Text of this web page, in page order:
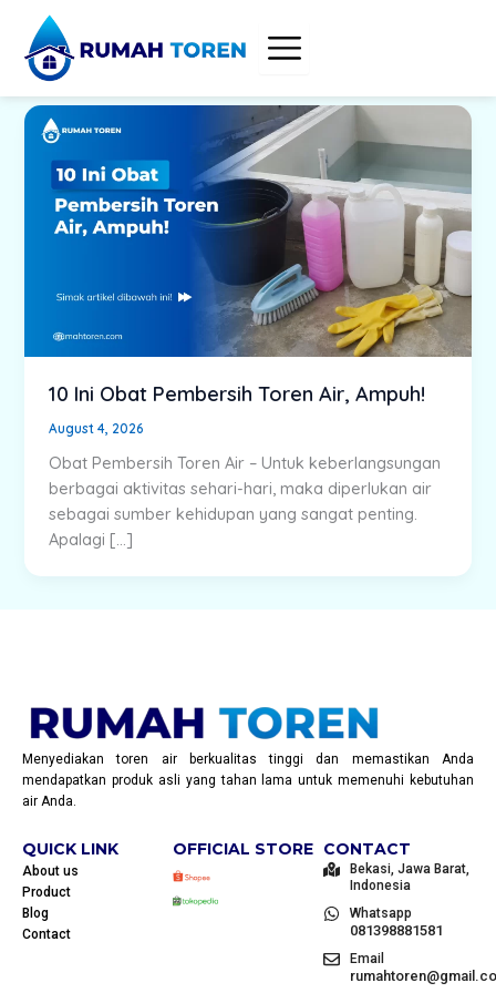
content
10 Ini Obat Pembersih Toren Air, Ampuh!
August 4, 2026
Obat Pembersih Toren Air – Untuk keberlangsungan
berbagai aktivitas sehari-hari, maka diperlukan air
sebagai sumber kehidupan yang sangat penting.
Apalagi […]
Menyediakan toren air berkualitas tinggi dan memastikan Anda
mendapatkan produk asli yang tahan lama untuk memenuhi kebutuhan
air Anda.
QUICK LINK
About us
Product
Blog
Contact
OFFICIAL STORE CONTACT
Bekasi, Jawa Barat,
Indonesia
Whatsapp
081398881581
Email